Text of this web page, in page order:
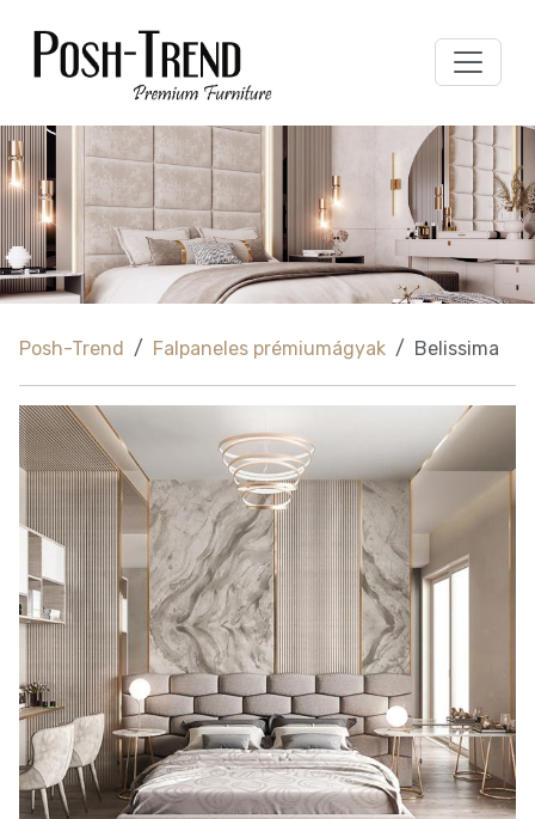
Posh-Trend Falpaneles prémiumágyak Belissima